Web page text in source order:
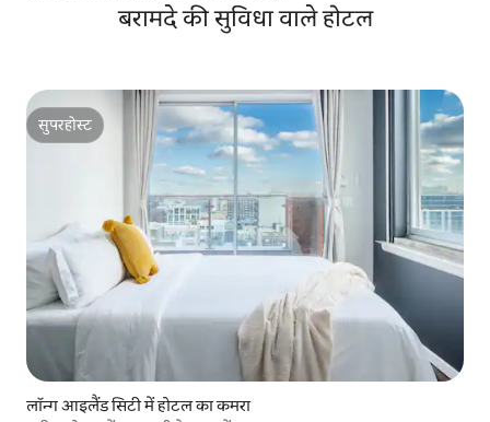
बरामदे की सुविधा वाले होटल
सुपरहोस्ट
सुपरहोस्ट
लॉन्ग आइलैंड सिटी में होटल का कमरा